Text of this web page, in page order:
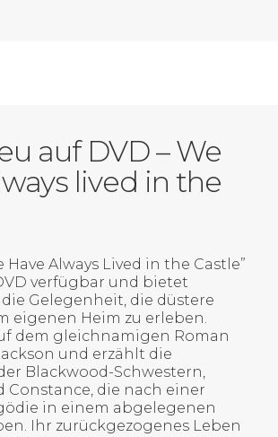
auf DVD – We
lived in the
Have Always Lived in the Castle”
verfügbar und bietet
Gelegenheit, die düstere
eigenen Heim zu erleben.
dem gleichnamigen Roman
und erzählt die
Blackwood-Schwestern,
Constance, die nach einer
in einem abgelegenen
Ihr zurückgezogenes Leben